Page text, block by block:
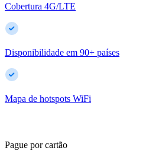
Cobertura 4G/LTE
Disponibilidade em 90+ países
Mapa de hotspots WiFi
Pague por cartão